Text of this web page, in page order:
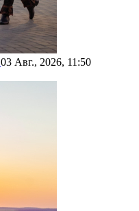
03 Авг., 2026, 11:50